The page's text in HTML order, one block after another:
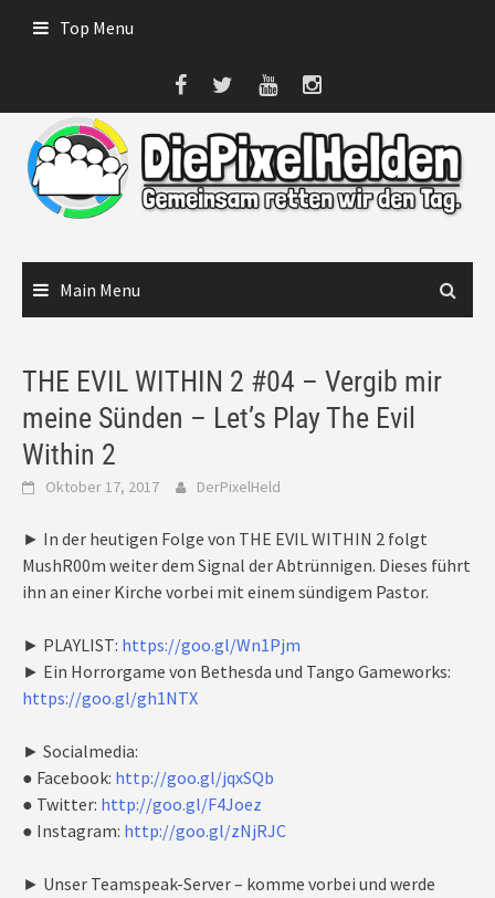
Top Menu
Main Menu
THE EVIL WITHIN 2 #04 – Vergib mir
meine Sünden – Let’s Play The Evil
Within 2
Oktober 17, 2017 DerPixelHeld
► In der heutigen Folge von THE EVIL WITHIN 2 folgt
MushR00m weiter dem Signal der Abtrünnigen. Dieses führt
ihn an einer Kirche vorbei mit einem sündigem Pastor.
► PLAYLIST: https://goo.gl/Wn1Pjm
► Ein Horrorgame von Bethesda und Tango Gameworks:
https://goo.gl/gh1NTX
► Socialmedia:
● Facebook: http://goo.gl/jqxSQb
● Twitter: http://goo.gl/F4Joez
● Instagram: http://goo.gl/zNjRJC
► Unser Teamspeak-Server – komme vorbei und werde